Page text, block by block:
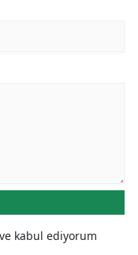
kabul ediyorum